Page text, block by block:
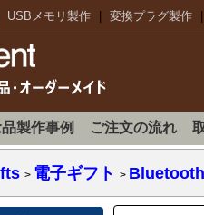
USBメモリ製作 変換プラグ製作
製作事例 ご注文の流れ
> 電子ギフト >